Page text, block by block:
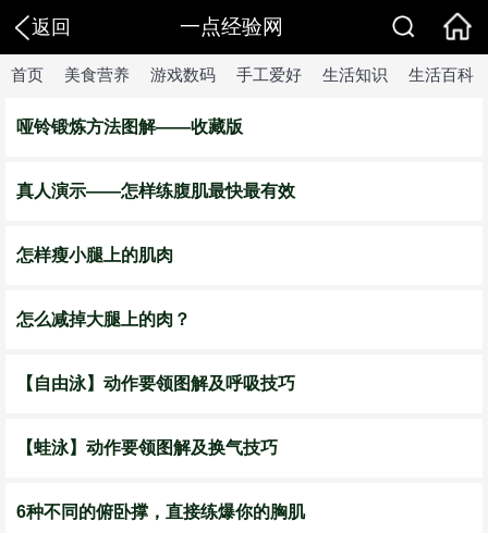
返回 一点经验网
首页 美食营养 游戏数码 手工爱好 生活知识 生活百科
哑铃锻炼方法图解——收藏版
真人演示——怎样练腹肌最快最有效
怎样瘦小腿上的肌肉
怎么减掉大腿上的肉？
【自由泳】动作要领图解及呼吸技巧
【蛙泳】动作要领图解及换气技巧
6种不同的俯卧撑，直接练爆你的胸肌